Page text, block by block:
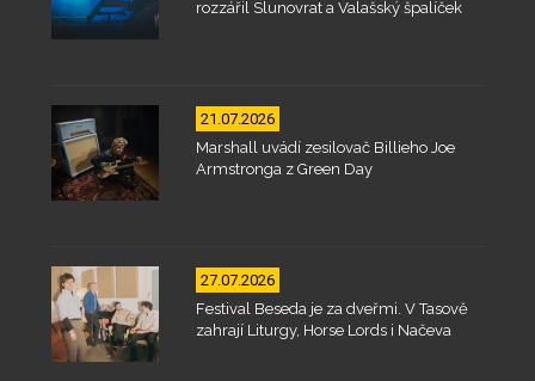
rozzářil Slunovrat a Valašský špalíček
21.07.2026
Marshall uvádí zesilovač Billieho Joe
Armstronga z Green Day
27.07.2026
Festival Beseda je za dveřmi. V Tasově
zahrají Liturgy, Horse Lords i Načeva